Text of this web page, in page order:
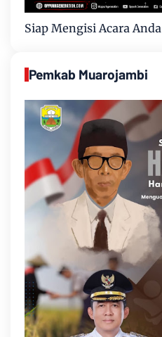
Siap Mengisi Acara Anda
Pemkab Muarojambi